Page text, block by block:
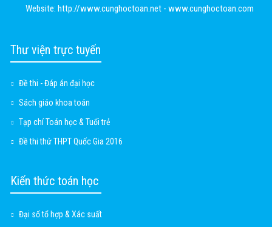
Website: http://www.cunghoctoan.net - www.cunghoctoan.com
Thư viện trực tuyến
Đề thi - Đáp án đại học
Sách giáo khoa toán
Tạp chí Toán học & Tuổi trẻ
Đề thi thử THPT Quốc Gia 2016
Kiến thức toán học
Đại số tổ hợp & Xác suất